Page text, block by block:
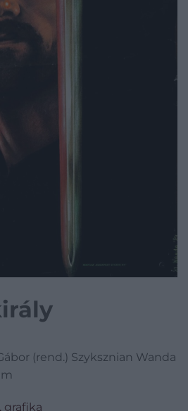
(rend.) Szyksznian Wanda
grafika